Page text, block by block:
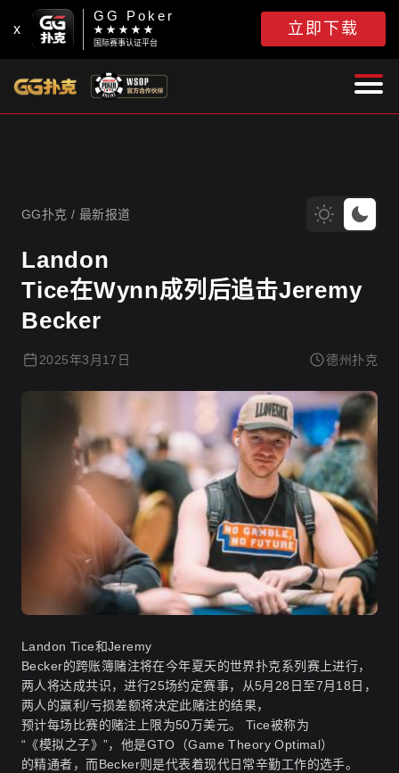
x
GG Poker
★ ★ ★ ★ ★
国际赛事认证平台
立即下载
GG扑克 / 最新报道
Landon
Tice在Wynn成列后追击Jeremy
Becker
2025年3月17日 德州扑克
Landon Tice和Jeremy
Becker的跨账簿赌注将在今年夏天的世界扑克系列赛上进行，
两人将达成共识，进行25场约定赛事，从5月28日至7月18日，
两人的赢利/亏损差额将决定此赌注的结果，
预计每场比赛的赌注上限为50万美元。 Tice被称为
“《模拟之子》”，他是GTO（Game Theory Optimal）
的精通者，而Becker则是代表着现代日常辛勤工作的选手。